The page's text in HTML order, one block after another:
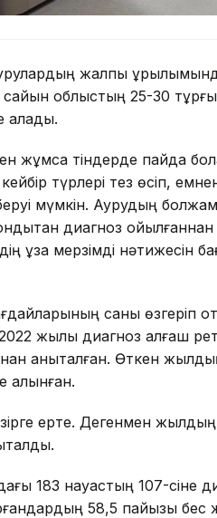
жалпы
облыстың 25-30
алады.
жұмсақ тіндерде пайда
түрлері тез өсіп,
мүмкін. Аурудың болжамы
диагноз
ұзақ мерзімді нәтижесін
саны өзгеріп
жылы диагноз алғаш рет
анықталған. Өткен
алынған.
ерте. Дегенмен
183 науқастың 107-сіне
58,5 пайызы бес